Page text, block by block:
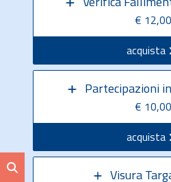
€ 12,00
acquista
Partecipazioni
€ 10,00
acquista
Visura